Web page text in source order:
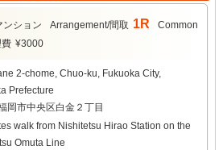
ンション Arrangement/間取 1R
Common
¥3000
2-chome, Chuo-ku, Fukuoka City,
Prefecture
岡市中央区白金２丁目
walk from Nishitetsu Hirao Station on the
Omuta Line